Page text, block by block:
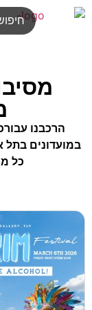
הרכבנו
במועדונים בתל
כל